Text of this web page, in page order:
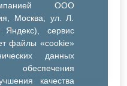
ООО
Москва, ул. Л.
сервис
файлы «cookie»
данных
качества